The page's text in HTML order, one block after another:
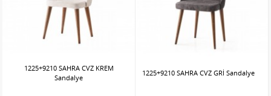
1225+9210 SAHRA CVZ KREM
Sandalye
1225+9210 SAHRA CVZ GRİ Sandalye